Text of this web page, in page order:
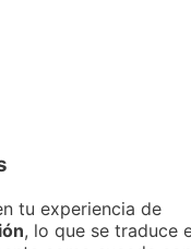
tu experiencia de
, lo que se traduce